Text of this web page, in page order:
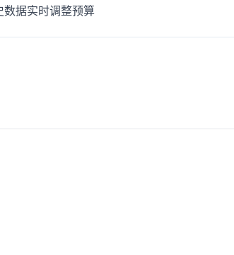
据实时调整预算